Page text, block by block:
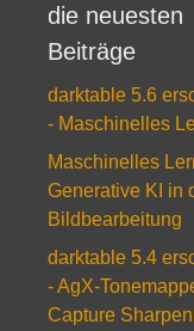
die neuesten
Beiträge
darktable 5.6
- Maschinelles
Maschinelles
Generative KI in
Bildbearbeitung
darktable 5.4
- AgX-
Capture